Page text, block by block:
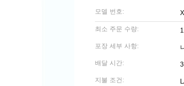
모델 번호:
최소 주문 수량:
포장 세부 사항:
배달 시간:
지불 조건: